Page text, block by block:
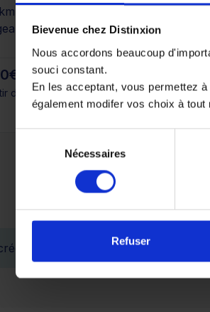
Bievenue chez Distinxion
Nous accordons beaucoup
souci constant.
En les acceptant, vous permettez
également modifer vos choix à tout
consentement
Nécessaires
Refuser
- Hybride
- Boîte auto
de 574.43 €/mois
Pano et
17579
ou à
vous engage et doit être